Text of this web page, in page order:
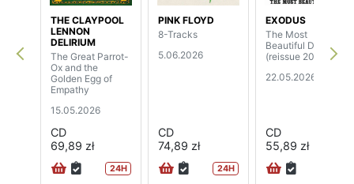
THE CLAYPOOL
LENNON
DELIRIUM
The Great Parrot-
Ox and the
Golden Egg of
Empathy
15.05.2026
CD
69,89 zł
24H
PINK FLOYD
8-Tracks
5.06.2026
CD
74,89 zł
24H
EXODUS
The Most
Beautiful Day
(reissue 2026)
22.05.2026
CD
55,89 zł